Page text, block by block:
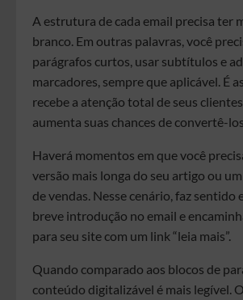
A estrutura de cada email precisa ter
branco. Em outras palavras, você
parágrafos curtos, usar subtítulos e
marcadores, sempre que aplicável. É
recebe a atenção total de seus
aumenta suas chances de convertê-los.
Haverá momentos em que você
versão mais longa do seu artigo ou
de vendas. Nesse cenário, faz sentido
breve introdução no email e
para seu site com um link “leia mais”.
Quando comparado aos blocos de
conteúdo digitalizável é mais legível.